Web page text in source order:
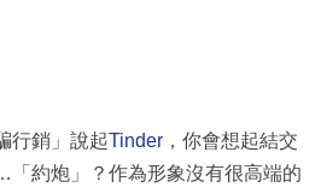
行銷」說起Tinder ，你會想起結交
約炮」？作為形象沒有很高端的